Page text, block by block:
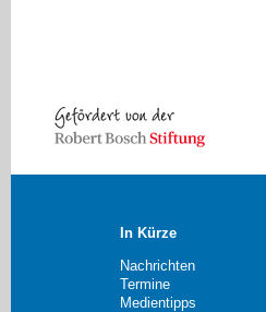
In Kürze
Nachrichten
Termine
Medientipps